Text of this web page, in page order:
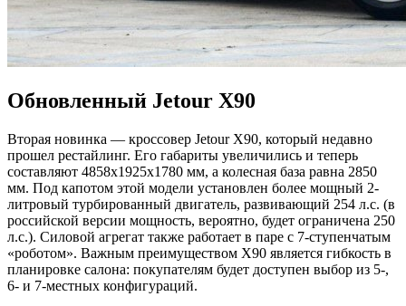
Обновленный Jetour X90
Вторая новинка — кроссовер Jetour X90, который недавно
прошел рестайлинг. Его габариты увеличились и теперь
составляют 4858х1925х1780 мм, а колесная база равна 2850
мм. Под капотом этой модели установлен более мощный 2-
литровый турбированный двигатель, развивающий 254 л.с. (в
российской версии мощность, вероятно, будет ограничена 250
л.с.). Силовой агрегат также работает в паре с 7-ступенчатым
«роботом». Важным преимуществом X90 является гибкость в
планировке салона: покупателям будет доступен выбор из 5-,
6- и 7-местных конфигураций.